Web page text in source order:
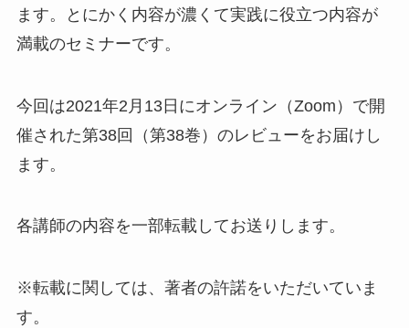
ます。とにかく内容が濃くて実践に役立つ内容が
満載のセミナーです。
今回は2021年2月13日にオンライン（Zoom）で開
催された第38回（第38巻）のレビューをお届けし
ます。
各講師の内容を一部転載してお送りします。
※転載に関しては、著者の許諾をいただいていま
す。